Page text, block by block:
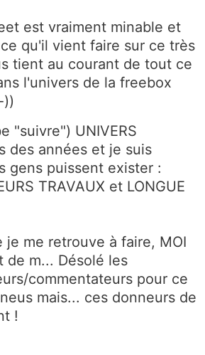
est vraiment minable et
qu'il vient faire sur ce très
tient au courant de tout ce
l'univers de la freebox
"suivre") UNIVERS
des années et je suis
gens puissent exister :
TRAVAUX et LONGUE
je me retrouve à faire, MOI
de m... Désolé les
commentateurs pour ce
mais... ces donneurs de
!